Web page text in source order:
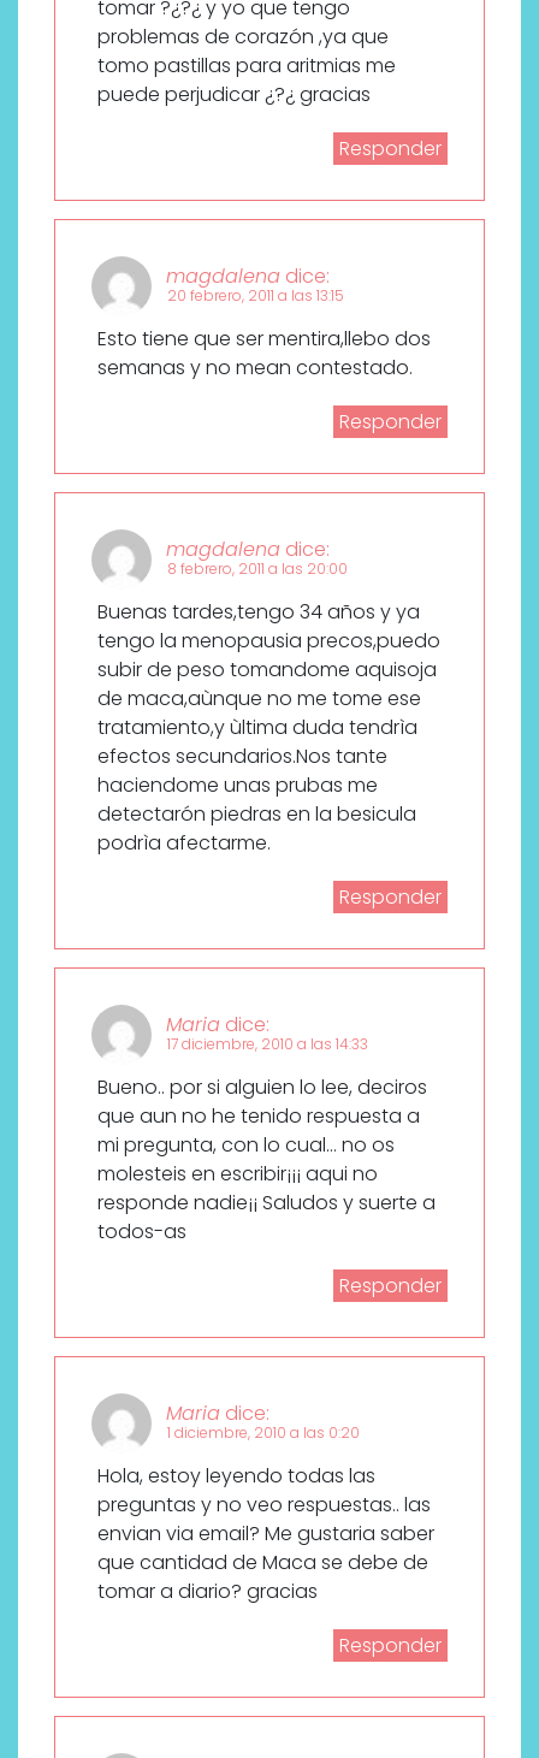
tomar ?¿?¿ y yo que tengo
problemas de corazón ,ya que
tomo pastillas para aritmias me
puede perjudicar ¿?¿ gracias
Responder
magdalena dice:
20 febrero, 2011 a las 13:15
Esto tiene que ser mentira,llebo dos
semanas y no mean contestado.
Responder
magdalena dice:
8 febrero, 2011 a las 20:00
Buenas tardes,tengo 34 años y ya
tengo la menopausia precos,puedo
subir de peso tomandome aquisoja
de maca,aùnque no me tome ese
tratamiento,y ùltima duda tendrìa
efectos secundarios.Nos tante
haciendome unas prubas me
detectarón piedras en la besicula
podrìa afectarme.
Responder
Maria dice:
17 diciembre, 2010 a las 14:33
Bueno.. por si alguien lo lee, deciros
que aun no he tenido respuesta a
mi pregunta, con lo cual… no os
molesteis en escribir¡¡¡ aqui no
responde nadie¡¡ Saludos y suerte a
todos-as
Responder
Maria dice:
1 diciembre, 2010 a las 0:20
Hola, estoy leyendo todas las
preguntas y no veo respuestas.. las
envian via email? Me gustaria saber
que cantidad de Maca se debe de
tomar a diario? gracias
Responder